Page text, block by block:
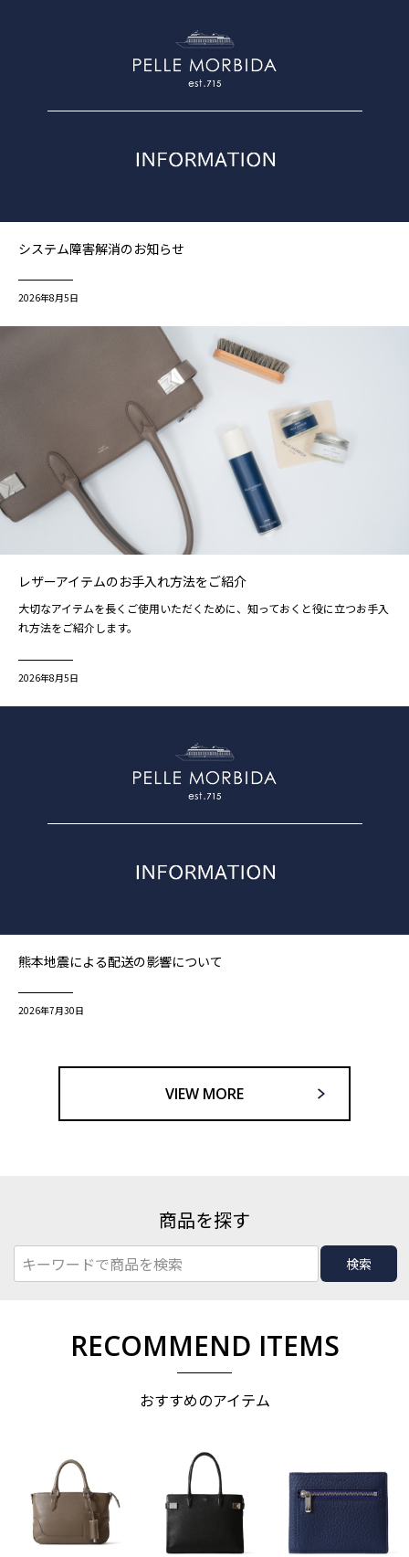
システム障害解消のお知らせ
2026年8月5日
レザーアイテムのお手入れ方法をご紹介
大切なアイテムを長くご使用いただくために、知っておくと役に立つお手入
れ方法をご紹介します。
2026年8月5日
熊本地震による配送の影響について
2026年7月30日
VIEW MORE
商品を探す
検索
RECOMMEND ITEMS
おすすめのアイテム